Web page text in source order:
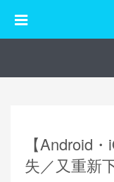
【Android
失／又重新